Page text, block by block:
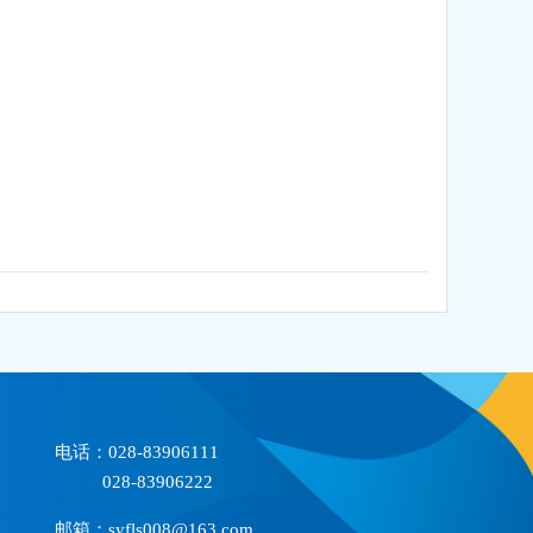
电话：028-83906111
028-83906222